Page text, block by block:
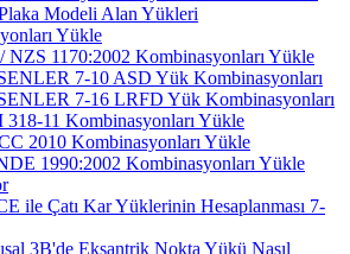
Modeli Alan Yükleri
Yükle
NZS 1170:2002 Kombinasyonları Yükle
7-10 ASD Yük Kombinasyonları
7-16 LRFD Yük Kombinasyonları
318-11 Kombinasyonları Yükle
2010 Kombinasyonları Yükle
1990:2002 Kombinasyonları Yükle
ile Çatı Kar Yüklerinin Hesaplanması 7-
3B'de Eksantrik Nokta Yükü Nasıl